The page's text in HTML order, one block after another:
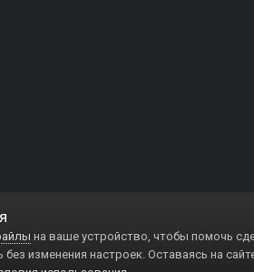
на ваше устройство, чтобы помочь
изменения настроек. Оставаясь на